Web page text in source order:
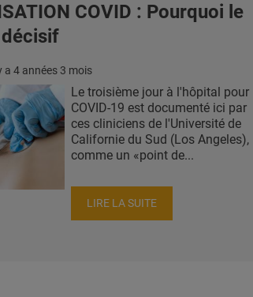
COVID : Pourquoi le
a 4 années 3 mois
Le troisième jour à l'hôpital pour
COVID-19 est documenté ici par
ces cliniciens de l'Université de
Californie du Sud (Los Angeles),
comme un «point de...
LIRE LA SUITE